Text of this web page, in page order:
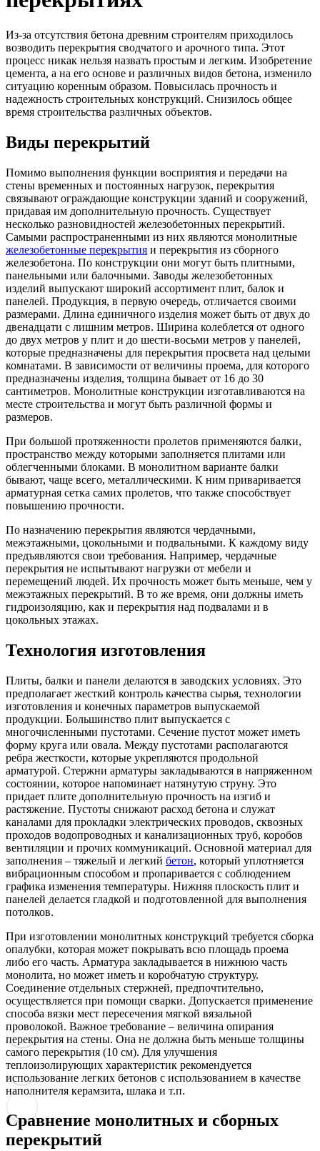
Из-за отсутствия бетона древним строителям приходилось
возводить перекрытия сводчатого и арочного типа. Этот
процесс никак нельзя назвать простым и легким. Изобретение
цемента, а на его основе и различных видов бетона, изменило
ситуацию коренным образом. Повысилась прочность и
надежность строительных конструкций. Снизилось общее
время строительства различных объектов.
Виды перекрытий
Помимо выполнения функции восприятия и передачи на
стены временных и постоянных нагрузок, перекрытия
связывают ограждающие конструкции зданий и сооружений,
придавая им дополнительную прочность. Существует
несколько разновидностей железобетонных перекрытий.
Самыми распространенными из них являются монолитные
железобетонные перекрытия и перекрытия из сборного
железобетона. По конструкции они могут быть плитными,
панельными или балочными. Заводы железобетонных
изделий выпускают широкий ассортимент плит, балок и
панелей. Продукция, в первую очередь, отличается своими
размерами. Длина единичного изделия может быть от двух до
двенадцати с лишним метров. Ширина колеблется от одного
до двух метров у плит и до шести-восьми метров у панелей,
которые предназначены для перекрытия просвета над целыми
комнатами. В зависимости от величины проема, для которого
предназначены изделия, толщина бывает от 16 до 30
сантиметров. Монолитные конструкции изготавливаются на
месте строительства и могут быть различной формы и
размеров.
При большой протяженности пролетов применяются балки,
пространство между которыми заполняется плитами или
облегченными блоками. В монолитном варианте балки
бывают, чаще всего, металлическими. К ним приваривается
арматурная сетка самих пролетов, что также способствует
повышению прочности.
По назначению перекрытия являются чердачными,
межэтажными, цокольными и подвальными. К каждому виду
предъявляются свои требования. Например, чердачные
перекрытия не испытывают нагрузки от мебели и
перемещений людей. Их прочность может быть меньше, чем у
межэтажных перекрытий. В то же время, они должны иметь
гидроизоляцию, как и перекрытия над подвалами и в
цокольных этажах.
Технология изготовления
Плиты, балки и панели делаются в заводских условиях. Это
предполагает жесткий контроль качества сырья, технологии
изготовления и конечных параметров выпускаемой
продукции. Большинство плит выпускается с
многочисленными пустотами. Сечение пустот может иметь
форму круга или овала. Между пустотами располагаются
ребра жесткости, которые укрепляются продольной
арматурой. Стержни арматуры закладываются в напряженном
состоянии, которое напоминает натянутую струну. Это
придает плите дополнительную прочность на изгиб и
растяжение. Пустоты снижают расход бетона и служат
каналами для прокладки электрических проводов, сквозных
проходов водопроводных и канализационных труб, коробов
вентиляции и прочих коммуникаций. Основной материал для
заполнения – тяжелый и легкий бетон, который уплотняется
вибрационным способом и пропаривается с соблюдением
графика изменения температуры. Нижняя плоскость плит и
панелей делается гладкой и подготовленной для выполнения
потолков.
При изготовлении монолитных конструкций требуется сборка
опалубки, которая может покрывать всю площадь проема
либо его часть. Арматура закладывается в нижнюю часть
монолита, но может иметь и коробчатую структуру.
Соединение отдельных стержней, предпочтительно,
осуществляется при помощи сварки. Допускается применение
способа вязки мест пересечения мягкой вязальной
проволокой. Важное требование – величина опирания
перекрытия на стены. Она не должна быть меньше толщины
самого перекрытия (10 см). Для улучшения
теплоизолирующих характеристик рекомендуется
использование легких бетонов с использованием в качестве
наполнителя керамзита, шлака и т.п.
Сравнение монолитных и сборных
перекрытий